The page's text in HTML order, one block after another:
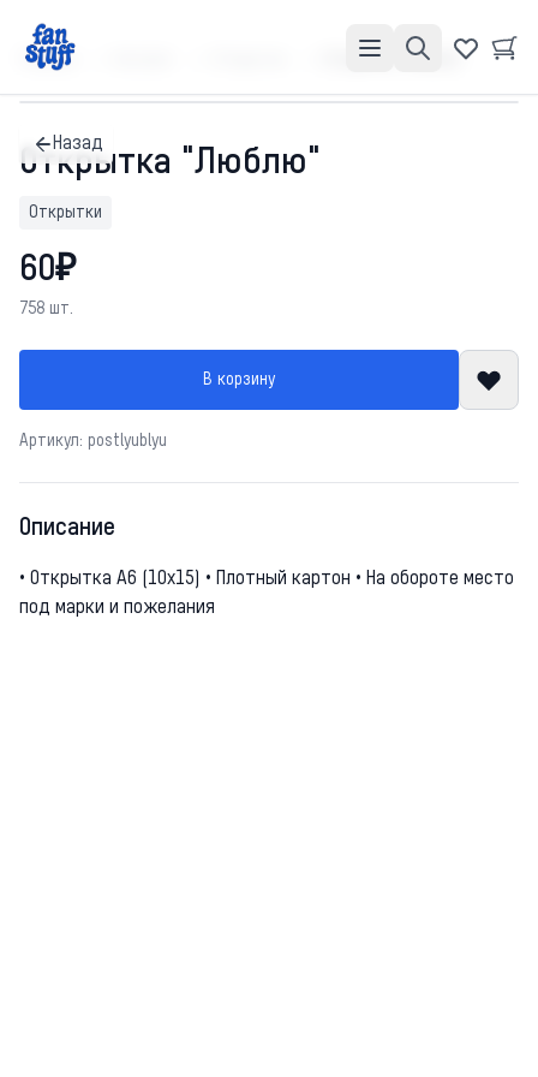
Главная Открытка "Люблю"
Назад
Открытка "Люблю"
Открытки
60₽
758 шт.
В корзину
Артикул: postlyublyu
Описание
• Открытка А6 (10х15) • Плотный картон • На обороте место
под марки и пожелания